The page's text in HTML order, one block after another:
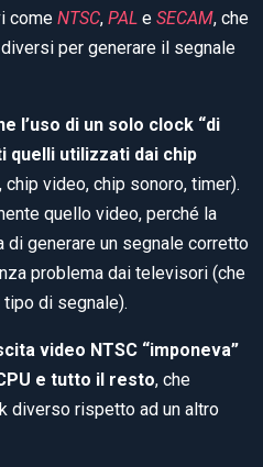
come NTSC, PAL e SECAM, che
per generare il segnale
l’uso di un solo clock “di
quelli utilizzati dai chip
chip video, chip sonoro, timer).
quello video, perché la
di generare un segnale corretto
problema dai televisori (che
di segnale).
video NTSC “imponeva”
e tutto il resto, che
diverso rispetto ad un altro